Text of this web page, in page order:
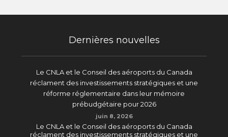
Dernières nouvelles
Le CNLA et le Conseil des aéroports du Canada
réclament des investissements stratégiques et une
réforme réglementaire dans leur mémoire
prébudgétaire pour 2026
juin 8, 2026
Le CNLA et le Conseil des aéroports du Canada
réclament des investissements stratégiques et une